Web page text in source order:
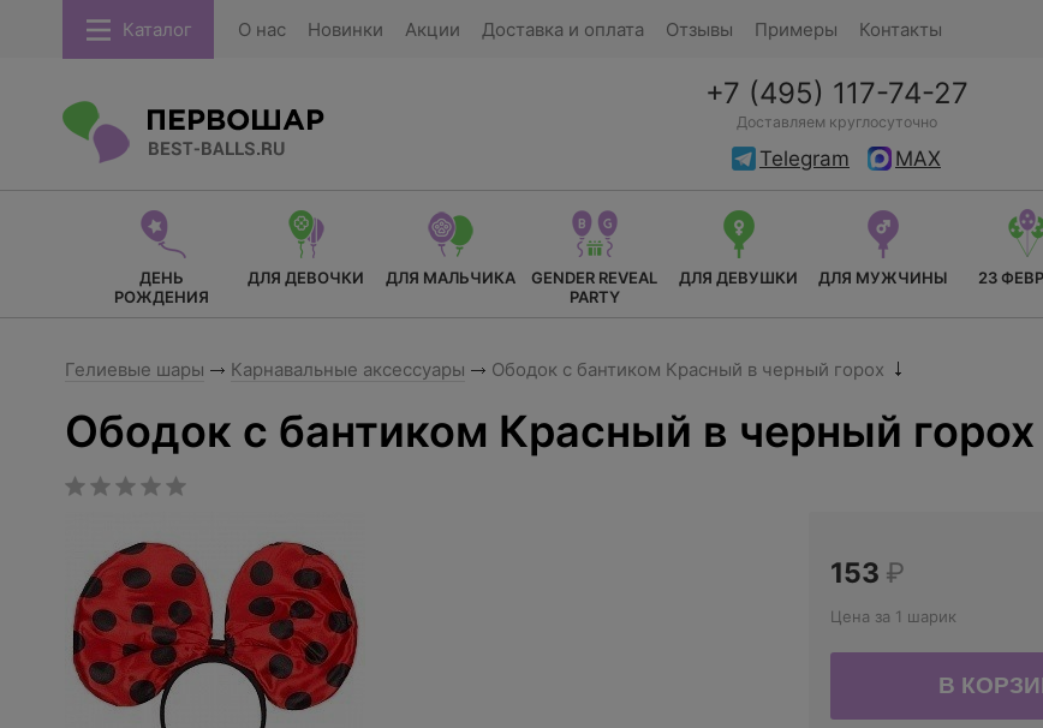
Каталог О нас Новинки Акции Доставка и оплата Отзывы Примеры Контакты
+7 (495) 117-74-27
Доставляем круглосуточно
Telegram MAX
ДЕНЬ
РОЖДЕНИЯ
ДЛЯ ДЕВОЧКИ ДЛЯ МАЛЬЧИКА
GENDER REVEAL
PARTY
ДЛЯ ДЕВУШКИ ДЛЯ МУЖЧИНЫ 23
Гелиевые шары Карнавальные аксессуары Ободок с бантиком Красный в черный горох
Ободок с бантиком Красный в черный горох
153 ₽
Цена за 1 шарик